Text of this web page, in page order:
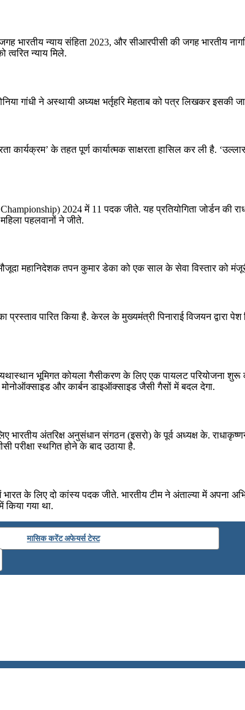
न्याय संहिता 2023, और सीआरपीसी की जगह भारतीय
त्वरित न्याय मिले.
गांधी ने अस्‍थायी अध्‍यक्ष भर्तृहरि मेहताब को पत्र लिखकर इसकी
कार्यक्रम’ के तहत पूर्ण कार्यात्मक साक्षरता हासिल कर ली है.
2024 में 11 पदक जीते. यह प्रतियोगिता जोर्डन की
पहलवानों ने जीते.
महानिदेशक तपन कुमार डेका को एक साल के सेवा विस्तार को
पारित किया है. केरल के मुख्यमंत्री पिनाराई विजयन द्वारा
भूमिगत कोयला गैसीकरण के लिए एक पायलट परियोजना शुरू
और कार्बन डाइऑक्साइड जैसी गैसों में बदल देगा.
भारतीय अंतरिक्ष अनुसंधान संगठन (इसरो) के पूर्व अध्यक्ष के.
परीक्षा स्थगित होने के बाद उठाया है.
भारत के लिए दो कांस्य पदक जीते. भारतीय टीम ने अंताल्या में
गया था.
मासिक करेंट अफेयर्स टेस्ट